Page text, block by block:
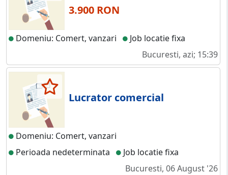
3.900 RON
Domeniu: Comert, vanzari
Job locatie fixa
Bucuresti, azi; 15:39
Lucrator comercial
Domeniu: Comert, vanzari
Perioada nedeterminata
Job locatie fixa
Bucuresti, 06 August '26